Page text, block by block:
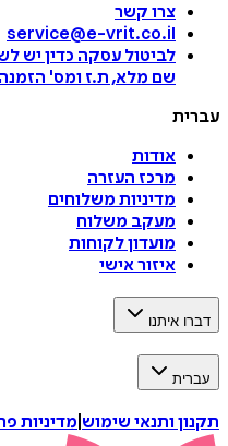
צרו קשר
service@e-vrit.co.il
לביטול עסקה כדין יש
שם מלא, ת.ז ומס' הזמנה
עברית
אודות
מרכז העזרה
מדיניות משלוחים
מעקב משלוח
מועדון לקוחות
איזור אישי
דברו איתנו
עברית
תקנון ותנאי שימוש מדיניות